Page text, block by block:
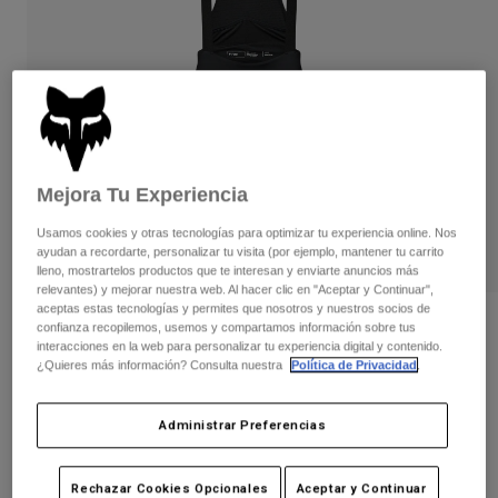
Pantalones largos
Pantalones cortos
Protecciones
Gafas de protección
Calcetines
Accesorios
Recambios
Guantes
Chaquetas
Protecciones
Gafas de protección
Calcetines
Mochilas y accesorios
Recambios
Ver todo
Mujer
Camisetas y tops
Sudaderas
Chaquetas
Pantalones
Camisas
Niños
Calcetines
Ver todo
Cascos
Camisetas
Pantalones
Botas
Protecciones
Gafas de Protección
Opiniones
Pantalón corto con culotte Flexair
Ascent Cargo
N.º de artículo
Price reduced from
169,99 €to101,99 € 40% OFF
Mejora Tu Experiencia
Usamos cookies y otras tecnologías para optimizar tu experiencia online. Nos
ayudan a recordarte, personalizar tu visita (por ejemplo, mantener tu carrito
lleno, mostrartelos productos que te interesan y enviarte anuncios más
relevantes) y mejorar nuestra web. Al hacer clic en "Aceptar y Continuar",
aceptas estas tecnologías y permites que nosotros y nuestros socios de
confianza recopilemos, usemos y compartamos información sobre tus
interacciones en la web para personalizar tu experiencia digital y contenido.
¿Quieres más información? Consulta nuestra
Política de Privacidad.
Administrar Preferencias
Rechazar Cookies Opcionales Aceptar y Continuar